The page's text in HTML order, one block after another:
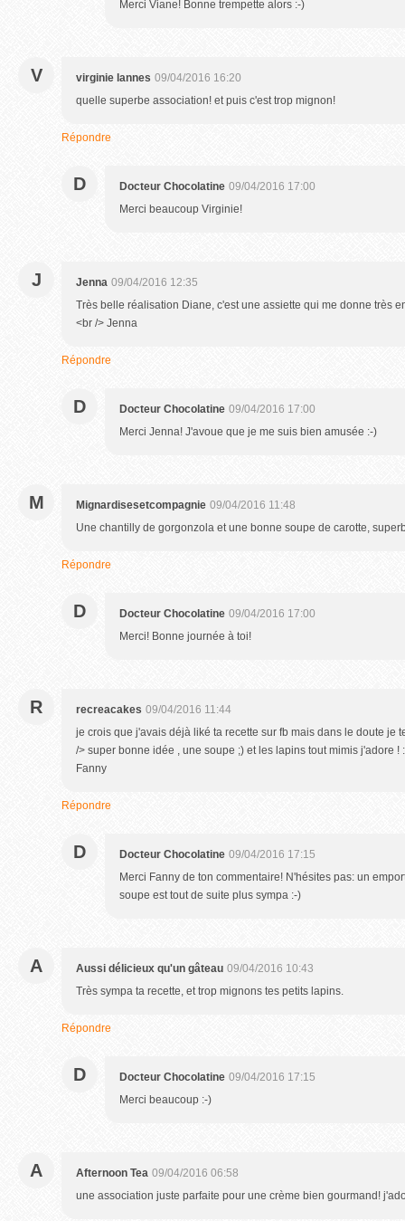
Merci Viane! Bonne trempette alors :-)
V virginie lannes 09/04/2016 16:20
quelle superbe association! et puis c'est trop mignon!
Répondre
D Docteur Chocolatine 09/04/2016 17:00
Merci beaucoup Virginie!
J Jenna 09/04/2016 12:35
Très belle réalisation Diane, c'est une assiette qui me donne très
<br /> Jenna
Répondre
D Docteur Chocolatine 09/04/2016 17:00
Merci Jenna! J'avoue que je me suis bien amusée :-)
M Mignardisesetcompagnie 09/04/2016 11:48
Une chantilly de gorgonzola et une bonne soupe de carotte,
Répondre
D Docteur Chocolatine 09/04/2016 17:00
Merci! Bonne journée à toi!
R recreacakes 09/04/2016 11:44
je crois que j'avais déjà liké ta recette sur fb mais dans le doute je
/> super bonne idée , une soupe ;) et les lapins tout mimis j'adore !
Fanny
Répondre
D Docteur Chocolatine 09/04/2016 17:15
Merci Fanny de ton commentaire! N'hésites pas: un
soupe est tout de suite plus sympa :-)
A Aussi délicieux qu'un gâteau 09/04/2016 10:43
Très sympa ta recette, et trop mignons tes petits lapins.
Répondre
D Docteur Chocolatine 09/04/2016 17:15
Merci beaucoup :-)
A Afternoon Tea 09/04/2016 06:58
une association juste parfaite pour une crème bien gourmand!